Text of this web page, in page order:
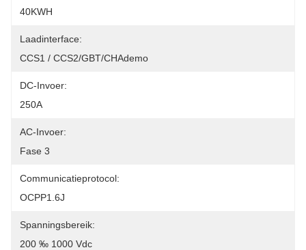
40KWH
Laadinterface:
CCS1 / CCS2/GBT/CHAdemo
DC-Invoer:
250A
AC-Invoer:
Fase 3
Communicatieprotocol:
OCPP1.6J
Spanningsbereik:
200 ‰ 1000 Vdc